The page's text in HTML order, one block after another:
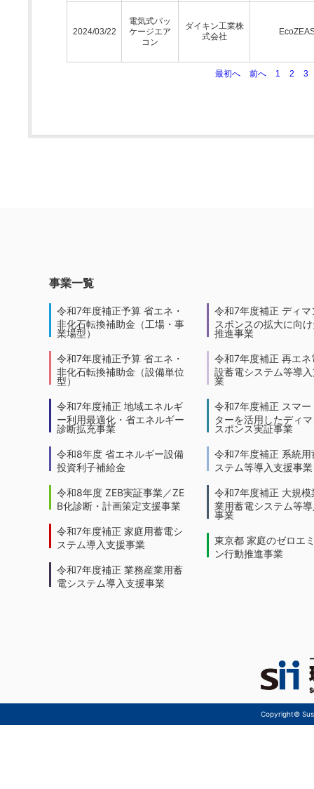
2024/03/22
電気式パッ
ケージエア
コン
ダイキン工業株
式会社
最初へ 前へ 1 2 3
事業一覧
令和7年度補正予算 省エネ・
非化石転換補助金（工場・事
業場型）
令和7年度補正予算 省エネ・
非化石転換補助金（設備単位
型）
令和7年度補正 地域エネルギ
ー利用最適化・省エネルギー
診断拡充事業
令和8年度 省エネルギー設備
投資利子補給金
令和8年度 ZEB実証事業／ZE
B化診断・計画策定支援事業
令和7年度補正 家庭用蓄電シ
ステム導入支援事業
令和7年度補正 業務産業用蓄
電システム導入支援事業
令和7年度補正 ディマ
スポンスの拡大に向
推進事業
令和7年度補正 再エネ
設蓄電システム等導
業
令和7年度補正 スマー
ターを活用したディ
スポンス実証事業
令和7年度補正 系統用
ステム等導入支援事業
令和7年度補正 大規模
業用蓄電システム等
事業
東京都 家庭のゼロエ
ン行動推進事業
Copyright©